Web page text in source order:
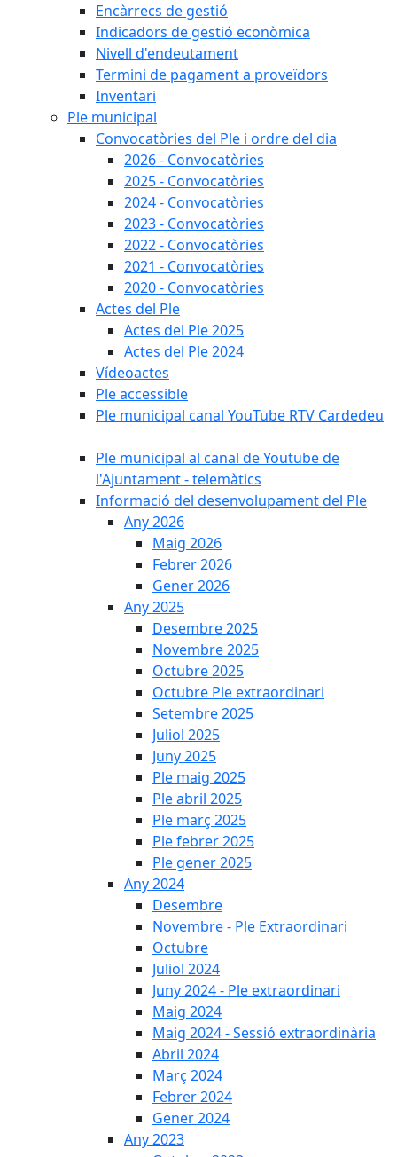
Encàrrecs de gestió
Indicadors de gestió econòmica
Nivell d'endeutament
Termini de pagament a proveïdors
Inventari
Ple municipal
Convocatòries del Ple i ordre del dia
2026 - Convocatòries
2025 - Convocatòries
2024 - Convocatòries
2023 - Convocatòries
2022 - Convocatòries
2021 - Convocatòries
2020 - Convocatòries
Actes del Ple
Actes del Ple 2025
Actes del Ple 2024
Vídeoactes
Ple accessible
Ple municipal canal YouTube RTV Cardedeu
Ple municipal al canal de Youtube de
l'Ajuntament - telemàtics
Informació del desenvolupament del Ple
Any 2026
Maig 2026
Febrer 2026
Gener 2026
Any 2025
Desembre 2025
Novembre 2025
Octubre 2025
Octubre Ple extraordinari
Setembre 2025
Juliol 2025
Juny 2025
Ple maig 2025
Ple abril 2025
Ple març 2025
Ple febrer 2025
Ple gener 2025
Any 2024
Desembre
Novembre - Ple Extraordinari
Octubre
Juliol 2024
Juny 2024 - Ple extraordinari
Maig 2024
Maig 2024 - Sessió extraordinària
Abril 2024
Març 2024
Febrer 2024
Gener 2024
Any 2023